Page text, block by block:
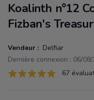
Koalinth n°12
Fizban's
Vendeur : Delfiar
Dernière connexion : 06/
Évaluations
67 sur 5 étoiles 67